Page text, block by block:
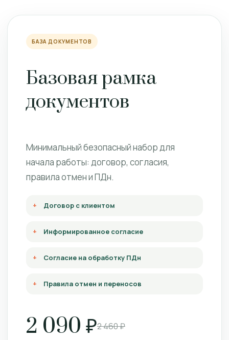
БАЗА ДОКУМЕНТОВ
Базовая рамка
документов
Минимальный безопасный набор для
начала работы: договор, согласия,
правила отмен и ПДн.
Договор с клиентом
Информированное согласие
Согласие на обработку ПДн
Правила отмен и переносов
2 090 ₽2 460 ₽